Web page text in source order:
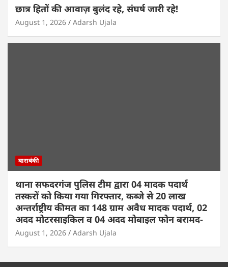
छात्र हितों की आवाज़ बुलंद रहे, संघर्ष जारी रहे!
August 1, 2026 Adarsh Ujala
बाराबंकी
थाना सफदरगंज पुलिस टीम द्वारा 04 मादक पदार्थ
तस्करों को किया गया गिरफ्तार, कब्जे से 20 लाख
अन्तर्राष्ट्रीय कीमत का 148 ग्राम अवैध मादक पदार्थ, 02
अदद मोटरसाइकिल व 04 अदद मोबाइल फोन बरामद-
August 1, 2026 Adarsh Ujala